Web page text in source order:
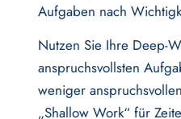
Aufgaben nach
Nutzen Sie Ihre Deep-
anspruchsvollsten
weniger
„Shallow Work“ für